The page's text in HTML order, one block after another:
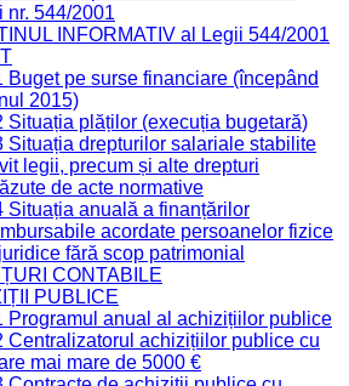
nr. 544/2001
INFORMATIV al Legii 544/2001
Buget pe surse financiare (începând
2015)
Situația plăților (execuția bugetară)
Situația drepturilor salariale stabilite
legii, precum și alte drepturi
de acte normative
Situația anuală a finanțărilor
acordate persoanelor fizice
fără scop patrimonial
CONTABILE
PUBLICE
Programul anual al achizițiilor publice
Centralizatorul achizițiilor publice cu
mai mare de 5000 €